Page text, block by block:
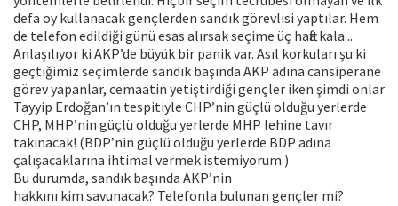
defa oy kullanacak gençlerden sandık görevlisi yaptılar. Hem
de telefon edildiği günü esas alırsak seçime üç hafta kala...
Anlaşılıyor ki AKP’de büyük bir panik var. Asıl korkuları şu ki
geçtiğimiz seçimlerde sandık başında AKP adına cansiperane
görev yapanlar, cemaatin yetiştirdiği gençler iken şimdi onlar
Tayyip Erdoğan’ın tespitiyle CHP’nin güçlü olduğu yerlerde
CHP, MHP’nin güçlü olduğu yerlerde MHP lehine tavır
takınacak! (BDP’nin güçlü olduğu yerlerde BDP adına
çalışacaklarına ihtimal vermek istemiyorum.)
Bu durumda, sandık başında AKP’nin
hakkını kim savunacak? Telefonla bulunan gençler mi?